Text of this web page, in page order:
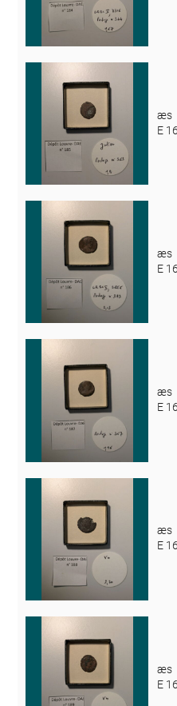
æs
E
æs
E
æs
E
æs
E
æs
E